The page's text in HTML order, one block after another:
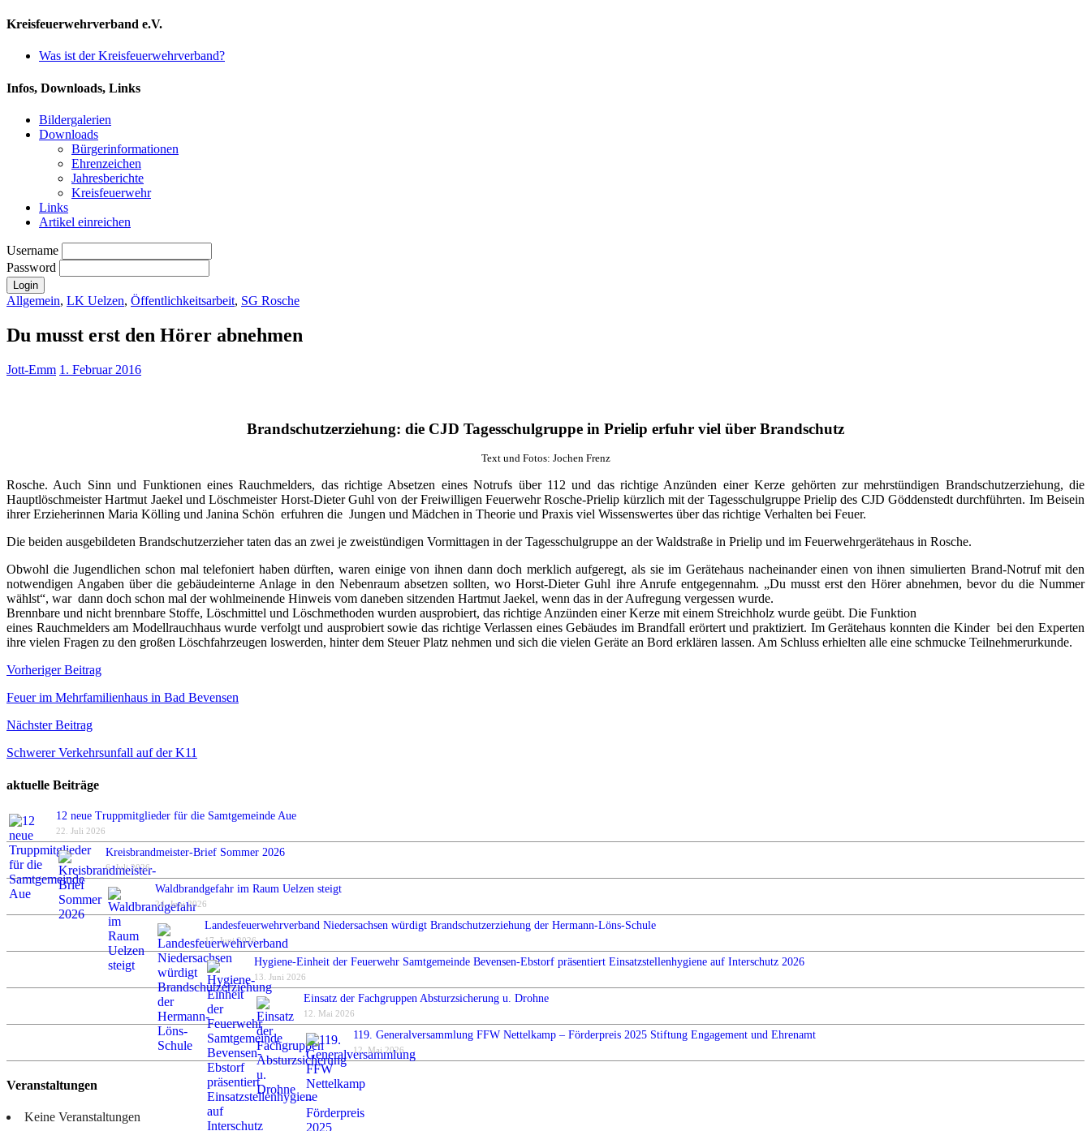
Kreisfeuerwehrverband e.V.
Was ist der Kreisfeuerwehrverband?
Infos, Downloads, Links
Bildergalerien
Downloads
Bürgerinformationen
Ehrenzeichen
Jahresberichte
Kreisfeuerwehr
Links
Artikel einreichen
Username
Password
Allgemein, LK Uelzen, Öffentlichkeitsarbeit, SG Rosche
Du musst erst den Hörer abnehmen
Jott-Emm 1. Februar 2016
Brandschutzerziehung: die CJD Tagesschulgruppe in Prielip erfuhr viel über Brandschutz
Text und Fotos: Jochen Frenz
Rosche. Auch Sinn und Funktionen eines Rauchmelders, das richtige Absetzen eines Notrufs über 112 und das richtige Anzünden einer Kerze gehörten zur mehrstündigen Brandschutzerziehung, die
Hauptlöschmeister Hartmut Jaekel und Löschmeister Horst-Dieter Guhl von der Freiwilligen Feuerwehr Rosche-Prielip kürzlich mit der Tagesschulgruppe Prielip des CJD Göddenstedt durchführten. Im Beisein
ihrer Erzieherinnen Maria Kölling und Janina Schön erfuhren die Jungen und Mädchen in Theorie und Praxis viel Wissenswertes über das richtige Verhalten bei Feuer.
Die beiden ausgebildeten Brandschutzerzieher taten das an zwei je zweistündigen Vormittagen in der Tagesschulgruppe an der Waldstraße in Prielip und im Feuerwehrgerätehaus in Rosche.
Obwohl die Jugendlichen schon mal telefoniert haben dürften, waren einige von ihnen dann doch merklich aufgeregt, als sie im Gerätehaus nacheinander einen von ihnen simulierten Brand-Notruf mit den
notwendigen Angaben über die gebäudeinterne Anlage in den Nebenraum absetzen sollten, wo Horst-Dieter Guhl ihre Anrufe entgegennahm. „Du musst erst den Hörer abnehmen, bevor du die Nummer
wählst“, war dann doch schon mal der wohlmeinende Hinweis vom daneben sitzenden Hartmut Jaekel, wenn das in der Aufregung vergessen wurde.
Brennbare und nicht brennbare Stoffe, Löschmittel und Löschmethoden wurden ausprobiert, das richtige Anzünden einer Kerze mit einem Streichholz wurde geübt. Die Funktion
eines Rauchmelders am Modellrauchhaus wurde verfolgt und ausprobiert sowie das richtige Verlassen eines Gebäudes im Brandfall erörtert und praktiziert. Im Gerätehaus konnten die Kinder bei den Experten
ihre vielen Fragen zu den großen Löschfahrzeugen loswerden, hinter dem Steuer Platz nehmen und sich die vielen Geräte an Bord erklären lassen. Am Schluss erhielten alle eine schmucke Teilnehmerurkunde.
Beitragsnavigation
Vorheriger Beitrag
Feuer im Mehrfamilienhaus in Bad Bevensen
Nächster Beitrag
Schwerer Verkehrsunfall auf der K11
aktuelle Beiträge
12 neue Truppmitglieder für die Samtgemeinde Aue
22. Juli 2026
Kreisbrandmeister-Brief Sommer 2026
6. Juli 2026
Waldbrandgefahr im Raum Uelzen steigt
24. Juni 2026
Landesfeuerwehrverband Niedersachsen würdigt Brandschutzerziehung der Hermann-Löns-Schule
17. Juni 2026
Hygiene-Einheit der Feuerwehr Samtgemeinde Bevensen-Ebstorf präsentiert Einsatzstellenhygiene auf Interschutz 2026
13. Juni 2026
Einsatz der Fachgruppen Absturzsicherung u. Drohne
12. Mai 2026
119. Generalversammlung FFW Nettelkamp – Förderpreis 2025 Stiftung Engagement und Ehrenamt
12. Mai 2026
Veranstaltungen
Keine Veranstaltungen